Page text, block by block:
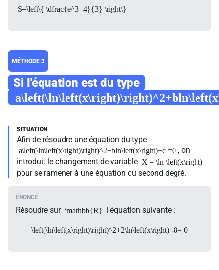
S=\left\{ \dfrac{e^3+4}{3} \right\}
MÉTHODE 3
Si l'équation est du type
Afin de résoudre une équation du type
a\left(\ln\left(x\right)\right)^2+bln\left(x\right)+c =0 , on
introduit le changement de variable X = \ln \left(x\right)
pour se ramener à une équation du second degré.
Résoudre sur \mathbb{R} l'équation suivante :
\left(\ln\left(x\right)\right)^2+2\ln\left(x\right) -8= 0